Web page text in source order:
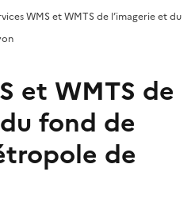
WMS et WMTS de l’imagerie et du
et WMTS de
fond de
de